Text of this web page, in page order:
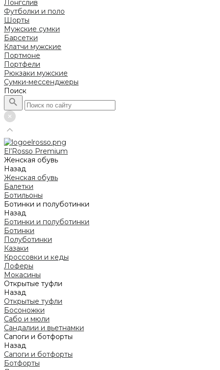
Лонгслив
Футболки и поло
Шорты
Мужские сумки
Барсетки
Клатчи мужские
Портмоне
Портфели
Рюкзаки мужские
Сумки-мессенджеры
Поиск
El’Rosso Premium
Женская обувь
Назад
Женская обувь
Балетки
Ботильоны
Ботинки и полуботинки
Назад
Ботинки и полуботинки
Ботинки
Полуботинки
Казаки
Кроссовки и кеды
Лоферы
Мокасины
Открытые туфли
Назад
Открытые туфли
Босоножки
Сабо и мюли
Сандалии и вьетнамки
Сапоги и ботфорты
Назад
Сапоги и ботфорты
Ботфорты